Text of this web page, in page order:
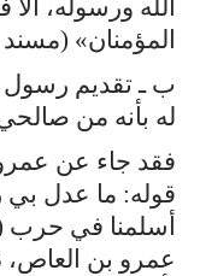
الله ورسوله،
المؤمنان» (مسند أحمد
ب ـ تقديم رسول
له بأنه من
فقد جاء عن
قوله: ما عدل بي
أسلمنا في حرب